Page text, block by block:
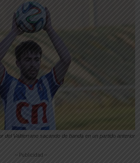
del Valtierrano sacando de banda en un partido anterior
-- Publicidad --